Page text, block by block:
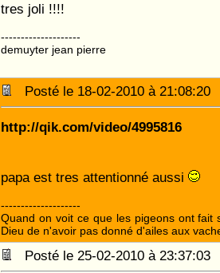
tres joli !!!!
--------------------
demuyter jean pierre
Posté le 18-02-2010 à
http://qik.com/video/4995816
papa est tres attentionné aussi
--------------------
Quand on voit ce que les pigeons ont fait
Dieu de n'avoir pas donné d'ailes aux
Posté le 25-02-2010 à